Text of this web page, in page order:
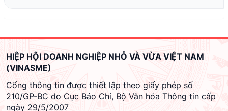
HIỆP HỘI DOANH NGHIỆP NHỎ VÀ VỪA VIỆT NAM
(VINASME)
Cổng thông tin được thiết lập theo giấy phép số
210/GP-BC do Cục Báo Chí, Bộ Văn hóa Thông tin cấp
ngày 29/5/2007